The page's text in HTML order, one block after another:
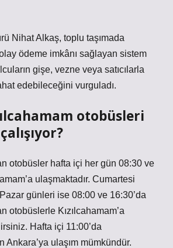
Nihat Alkaş, toplu taşımada
ödeme imkânı sağlayan sistem
gişe, vezne veya satıcılarla
edebileceğini vurguladı.
otobüsleri
otobüsler hafta içi her gün 08:30 ve
ulaşmaktadır. Cumartesi
günleri ise 08:00 ve 16:30’da
otobüslerle Kızılcahamam’a
Hafta içi 11:00’da
Ankara’ya ulaşım mümkündür.